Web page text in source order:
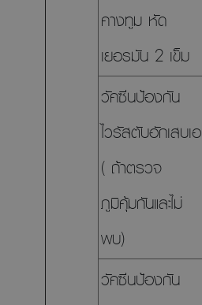
คางทูม หัด
เยอรมัน 2 เข็ม
วัคซีนป้องกัน
ไวรัสตับอักเสบเอ
( ถ้าตรวจ
ภูมิคุ้มกันและไม่
พบ)
วัคซีนป้องกัน